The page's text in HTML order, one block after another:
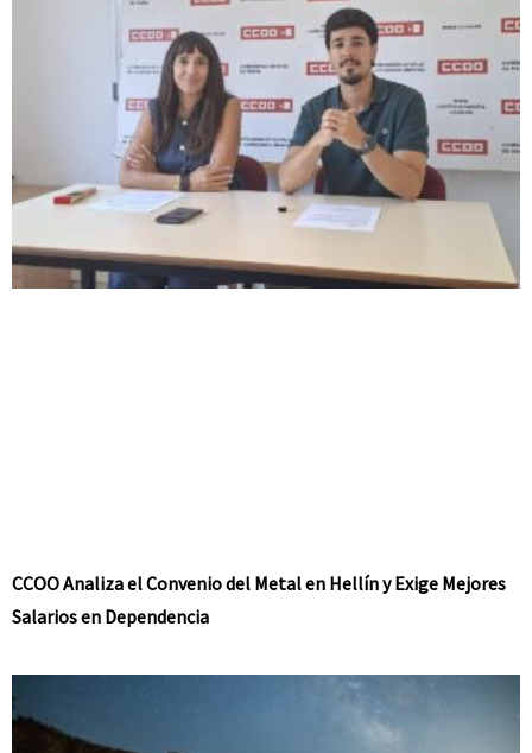
CCOO Analiza el Convenio del Metal en Hellín y Exige Mejores
Salarios en Dependencia